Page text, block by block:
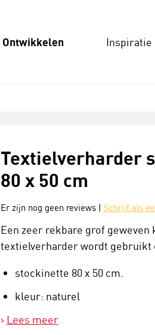
Ontwikkelen Inspiratie
Textielverharder
80 x 50 cm
Er zijn nog geen reviews | Schrijf als
Een zeer rekbare grof
textielverharder wordt gebruikt
stockinette 80 x 50 cm.
kleur: naturel
Lees meer